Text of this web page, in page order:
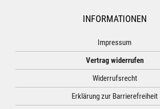
INFORMATIONEN
Impressum
Vertrag widerrufen
Widerrufsrecht
Erklärung zur Barrierefreiheit